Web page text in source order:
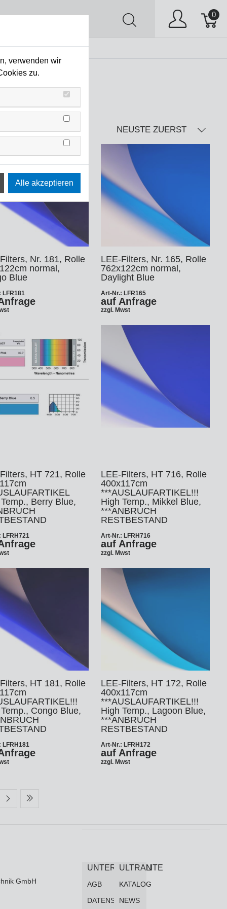
0
AV Stock Clearing
NEUSTE ZUERST
Nr. 181, Rolle
normal,
Blue
LFR181
LEE-Filters, Nr. 165, Rolle
762x122cm normal,
Daylight Blue
Art-Nr.: LFR165
auf Anfrage
zzgl. Mwst
HT 721, Rolle
Berry Blue,
LFRH721
LEE-Filters, HT 716, Rolle
400x117cm
***AUSLAUFARTIKEL!!!
High Temp., Mikkel Blue,
***ANBRUCH
RESTBESTAND
Art-Nr.: LFRH716
auf Anfrage
zzgl. Mwst
HT 181, Rolle
Congo Blue,
LFRH181
LEE-Filters, HT 172, Rolle
400x117cm
***AUSLAUFARTIKEL!!!
High Temp., Lagoon Blue,
***ANBRUCH
RESTBESTAND
Art-Nr.: LFRH172
auf Anfrage
zzgl. Mwst
GmbH
UNTERNEHMEN
AGB
DATENSCHUTZ
ULTRALITE
KATALOG
NEWS
verwenden wir
zu.